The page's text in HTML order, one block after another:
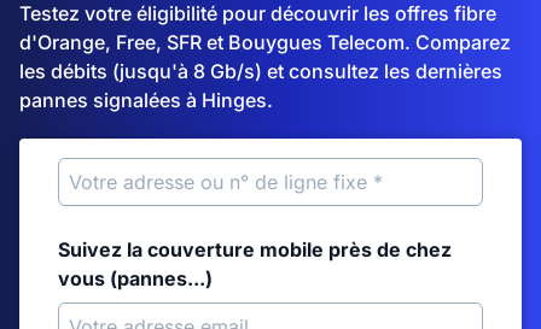
Testez votre éligibilité pour découvrir les offres fibre
d'Orange, Free, SFR et Bouygues Telecom. Comparez
les débits (jusqu'à 8 Gb/s) et consultez les dernières
pannes signalées à Hinges.
Suivez la couverture mobile près de chez
vous (pannes...)